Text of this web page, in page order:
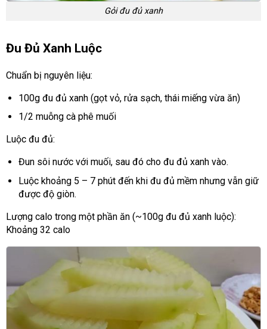
Gỏi đu đủ xanh
Đu Đủ Xanh Luộc
Chuẩn bị nguyên liệu:
100g đu đủ xanh (gọt vỏ, rửa sạch, thái miếng vừa ăn)
1/2 muỗng cà phê muối
Luộc đu đủ:
Đun sôi nước với muối, sau đó cho đu đủ xanh vào.
Luộc khoảng 5 – 7 phút đến khi đu đủ mềm nhưng vẫn giữ
được độ giòn.
Lượng calo trong một phần ăn (~100g đu đủ xanh luộc):
Khoảng 32 calo